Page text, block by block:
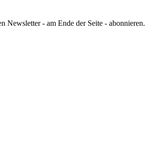
Newsletter - am Ende der Seite - abonnieren.